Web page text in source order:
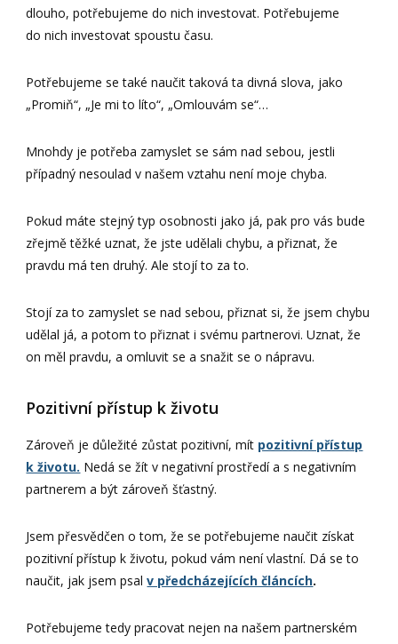
dlouho, potřebujeme do nich investovat. Potřebujeme
do nich investovat spoustu času.
Potřebujeme se také naučit taková ta divná slova, jako
„Promiň“, „Je mi to líto“, „Omlouvám se“…
Mnohdy je potřeba zamyslet se sám nad sebou, jestli
případný nesoulad v našem vztahu není moje chyba.
Pokud máte stejný typ osobnosti jako já, pak pro vás bude
zřejmě těžké uznat, že jste udělali chybu, a přiznat, že
pravdu má ten druhý. Ale stojí to za to.
Stojí za to zamyslet se nad sebou, přiznat si, že jsem chybu
udělal já, a potom to přiznat i svému partnerovi. Uznat, že
on měl pravdu, a omluvit se a snažit se o nápravu.
Pozitivní přístup k životu
Zároveň je důležité zůstat pozitivní, mít pozitivní přístup
k životu. Nedá se žít v negativní prostředí a s negativním
partnerem a být zároveň šťastný.
Jsem přesvědčen o tom, že se potřebujeme naučit získat
pozitivní přístup k životu, pokud vám není vlastní. Dá se to
naučit, jak jsem psalv předcházejících článcích.
Potřebujeme tedy pracovat nejen na našem partnerském